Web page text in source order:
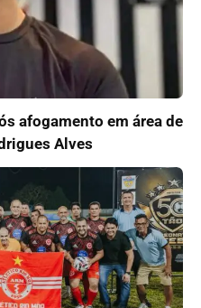
afogamento em área de
Alves